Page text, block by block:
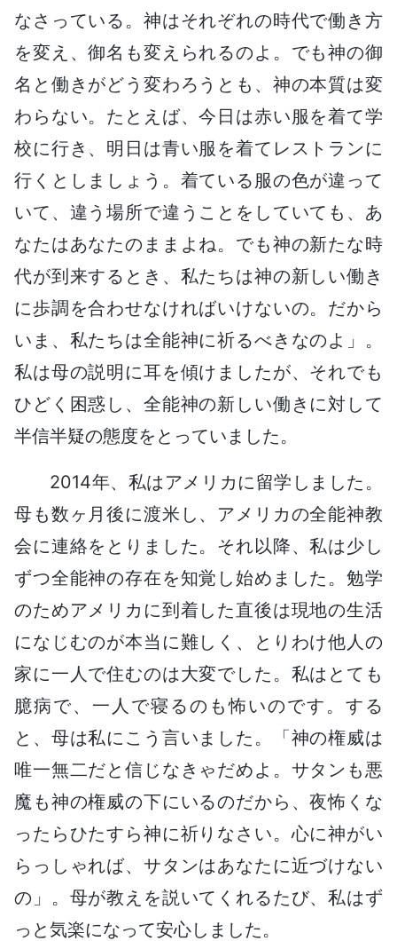
なさっている。神はそれぞれの時代で働き方
を変え、御名も変えられるのよ。でも神の御
名と働きがどう変わろうとも、神の本質は変
わらない。たとえば、今日は赤い服を着て学
校に行き、明日は青い服を着てレストランに
行くとしましょう。着ている服の色が違って
いて、違う場所で違うことをしていても、あ
なたはあなたのままよね。でも神の新たな時
代が到来するとき、私たちは神の新しい働き
に歩調を合わせなければいけないの。だから
いま、私たちは全能神に祈るべきなのよ」。
私は母の説明に耳を傾けましたが、それでも
ひどく困惑し、全能神の新しい働きに対して
半信半疑の態度をとっていました。
2014年、私はアメリカに留学しました。
母も数ヶ月後に渡米し、アメリカの全能神教
会に連絡をとりました。それ以降、私は少し
ずつ全能神の存在を知覚し始めました。勉学
のためアメリカに到着した直後は現地の生活
になじむのが本当に難しく、とりわけ他人の
家に一人で住むのは大変でした。私はとても
臆病で、一人で寝るのも怖いのです。する
と、母は私にこう言いました。「神の権威は
唯一無二だと信じなきゃだめよ。サタンも悪
魔も神の権威の下にいるのだから、夜怖くな
ったらひたすら神に祈りなさい。心に神がい
らっしゃれば、サタンはあなたに近づけない
の」。母が教えを説いてくれるたび、私はず
っと気楽になって安心しました。